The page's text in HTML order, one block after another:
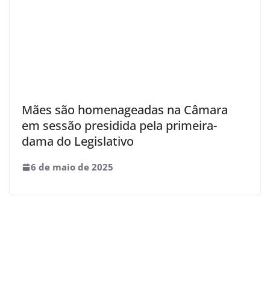
Mães são homenageadas na Câmara
em sessão presidida pela primeira-
dama do Legislativo
6 de maio de 2025